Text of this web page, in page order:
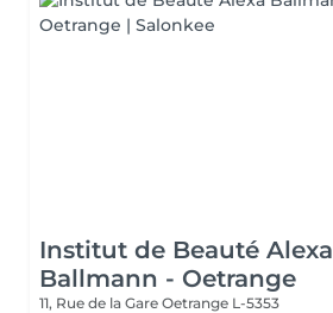
Institut de Beauté Alexa
Ballmann - Oetrange
11, Rue de la Gare Oetrange L-5353